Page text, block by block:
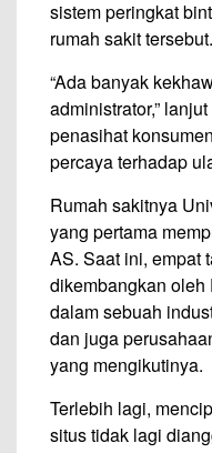
sistem peringkat
rumah sakit tersebut.
“Ada banyak
administrator,”
penasihat
percaya terhadap
Rumah sakitnya
yang pertama
AS. Saat ini, empat
dikembangkan
dalam sebuah
dan juga
yang mengikutinya.
Terlebih lagi,
situs tidak lagi